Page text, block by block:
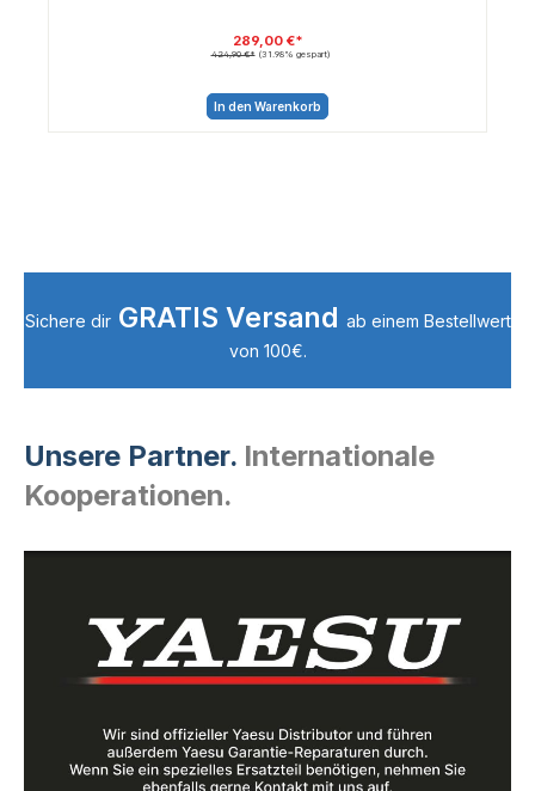
289,00 €*
424,90 €* (31.98% gespart)
In den Warenkorb
Sichere dirGRATIS Versand ab einem Bestellwert
von 100€.
Unsere Partner. Internationale
Kooperationen.